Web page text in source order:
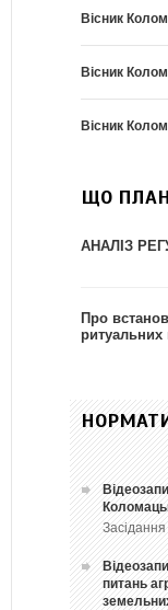
Вісник
Вісник
Вісник
ЩО
АНАЛІЗ
Про
ритуальних
питань